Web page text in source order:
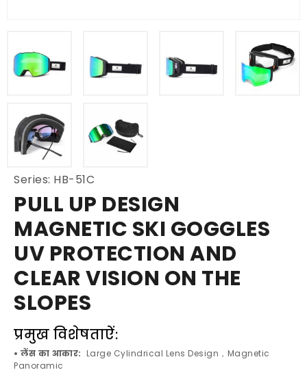
Series: HB-51C
PULL UP DESIGN
MAGNETIC SKI GOGGLES
UV PROTECTION AND
CLEAR VISION ON THE
SLOPES
प्रमुख विशेषताऐं:
• लेंस का आकार: Large Cylindrical Lens Design，Magnetic
Panoramic